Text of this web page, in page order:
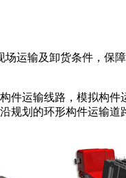
场运输及卸货条件，保
件运输线路，模拟构
规划的环形构件运输